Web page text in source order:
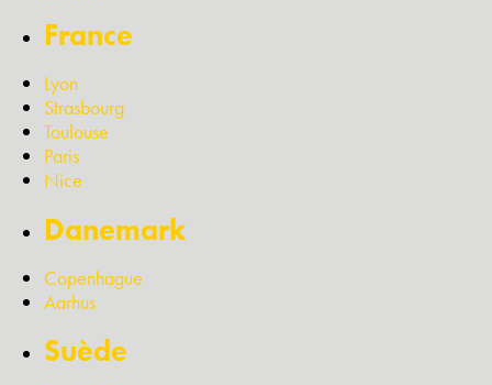
France
Lyon
Strasbourg
Toulouse
Paris
Nice
Danemark
Copenhague
Aarhus
Suède